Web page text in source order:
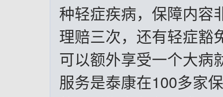
种轻症疾病，保障内容
理赔三次，还有轻症豁
可以额外享受一个大病
服务是泰康在100多家